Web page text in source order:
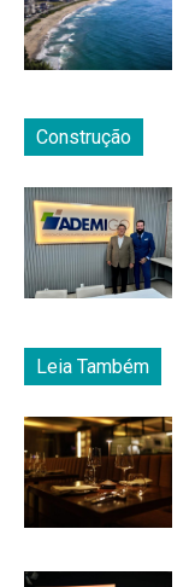
Construção
Leia Também